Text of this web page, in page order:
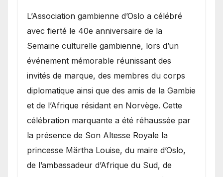
​L’Association gambienne d’Oslo a célébré
avec fierté le 40e anniversaire de la
Semaine culturelle gambienne, lors d’un
événement mémorable réunissant des
invités de marque, des membres du corps
diplomatique ainsi que des amis de la Gambie
et de l’Afrique résidant en Norvège. Cette
célébration marquante a été réhaussée par
la présence de Son Altesse Royale la
princesse Märtha Louise, du maire d’Oslo,
de l’ambassadeur d’Afrique du Sud, de